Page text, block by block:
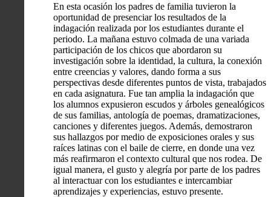
En esta ocasión los padres de familia tuvieron la
oportunidad de presenciar los resultados de la
indagación realizada por los estudiantes durante el
periodo. La mañana estuvo colmada de una variada
participación de los chicos que abordaron su
investigación sobre la identidad, la cultura, la conexión
entre creencias y valores, dando forma a sus
perspectivas desde diferentes puntos de vista, trabajados
en cada asignatura. Fue tan amplia la indagación que
los alumnos expusieron escudos y árboles genealógicos
de sus familias, antología de poemas, dramatizaciones,
canciones y diferentes juegos. Además, demostraron
sus hallazgos por medio de exposiciones orales y sus
raíces latinas con el baile de cierre, en donde una vez
más reafirmaron el contexto cultural que nos rodea. De
igual manera, el gusto y alegría por parte de los padres
al interactuar con los estudiantes e intercambiar
aprendizajes y experiencias, estuvo presente.